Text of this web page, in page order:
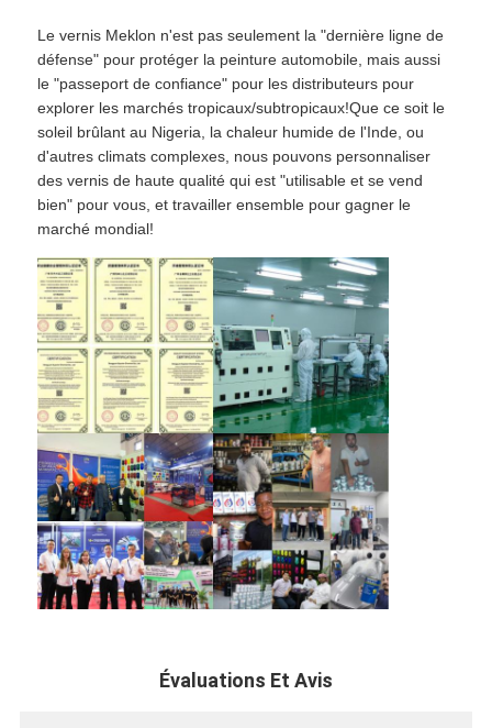
Le vernis Meklon n'est pas seulement la "dernière ligne de
défense" pour protéger la peinture automobile, mais aussi
le "passeport de confiance" pour les distributeurs pour
explorer les marchés tropicaux/subtropicaux!Que ce soit le
soleil brûlant au Nigeria, la chaleur humide de l'Inde, ou
d'autres climats complexes, nous pouvons personnaliser
des vernis de haute qualité qui est "utilisable et se vend
bien" pour vous, et travailler ensemble pour gagner le
marché mondial!
Évaluations Et Avis